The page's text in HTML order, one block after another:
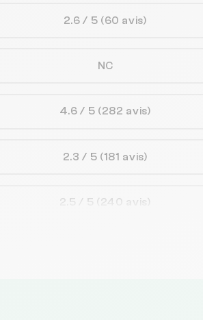
2.6 / 5 (60 avis)
NC
4.6 / 5 (282 avis)
2.3 / 5 (181 avis)
2.5 / 5 (240 avis)